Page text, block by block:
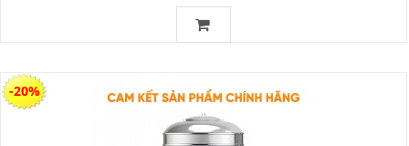
-20%